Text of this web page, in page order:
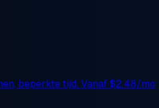
beperkte tijd. Vanaf$2.48/mo